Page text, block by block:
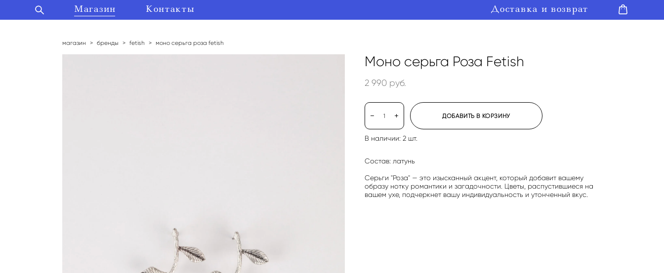
Магазин Контакты Доставка и возврат
Магазин Контакты Доставка и возврат
магазин > бренды > fetish > моно серьга роза fetish
Моно серьга Роза Fetish
2 990 pуб.
В наличии: 2шт.
ДОБАВИТЬ В КОРЗИНУ
Состав: латунь
Серьги "Роза" — это изысканный акцент, который добавит вашему
образу нотку романтики и загадочности. Цветы, распустившиеся на
вашем ухе, подчеркнет вашу индивидуальность и утонченный вкус.